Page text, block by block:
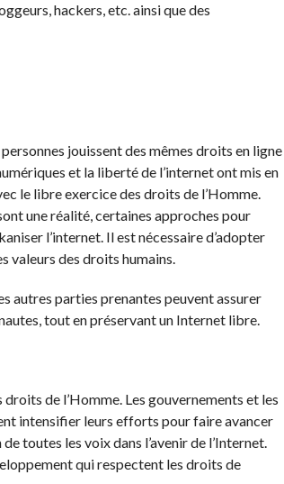
hackers, etc. ainsi que des
jouissent des mêmes droits en ligne
et la liberté de l’internet ont mis en
le libre exercice des droits de l’Homme.
une réalité, certaines approches pour
l’internet. Il est nécessaire d’adopter
valeurs des droits humains.
autres parties prenantes peuvent assurer
tout en préservant un Internet libre.
de l’Homme. Les gouvernements et les
intensifier leurs efforts pour faire avancer
toutes les voix dans l’avenir de l’Internet.
qui respectent les droits de